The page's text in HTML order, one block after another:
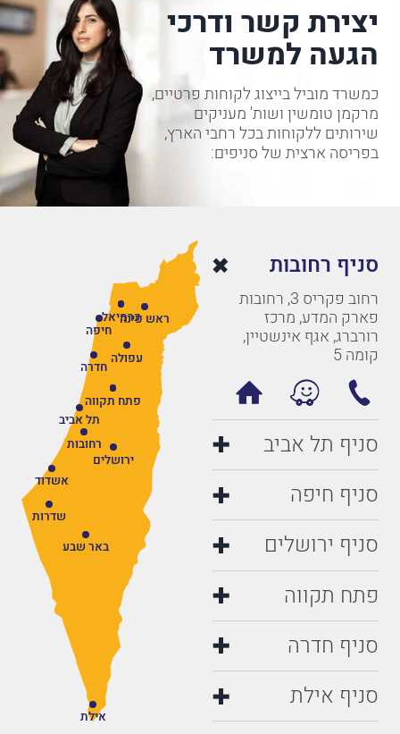
יצירת קשר ודרכי
הגעה למשרד
כמשרד מוביל בייצוג לקוחות פרטיים,
מרקמן טומשין ושות' מעניקים
שירותים ללקוחות בכל רחבי הארץ,
בפריסה ארצית של סניפים:
סניף רחובות
רחוב פקריס 3, רחובות
פארק המדע, מרכז
רורברג, אגף אינשטיין,
קומה 5
סניף תל אביב
סניף חיפה
סניף ירושלים
פתח תקווה
סניף חדרה
סניף אילת
רחובות
תל אביב
חיפה
ירושלים
פתח תקווה
חדרה
אילת
באר שבע
אשדוד
שדרות
עפולה
ראש פינהכרמיאל